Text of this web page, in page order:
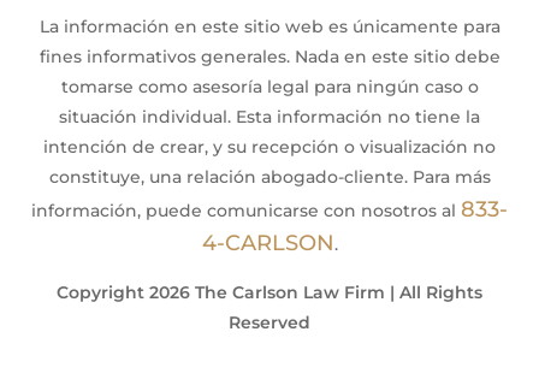
La información en este sitio web es únicamente para
fines informativos generales. Nada en este sitio debe
tomarse como asesoría legal para ningún caso o
situación individual. Esta información no tiene la
intención de crear, y su recepción o visualización no
constituye, una relación abogado-cliente. Para más
información, puede comunicarse con nosotros al 833-
4-CARLSON.
Copyright 2026 The Carlson Law Firm | All Rights
Reserved